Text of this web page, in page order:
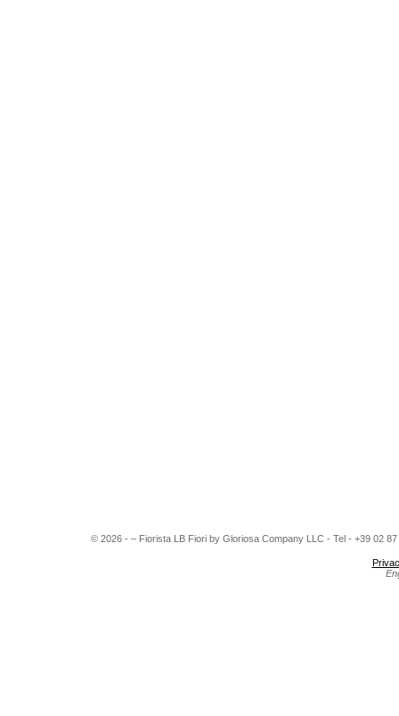
© 2026 - – Fiorista LB Fiori by Gloriosa Company LLC - Tel - +39 02